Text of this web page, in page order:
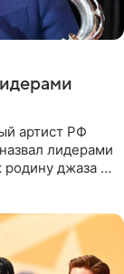
артист РФ
лидерами
джаза и